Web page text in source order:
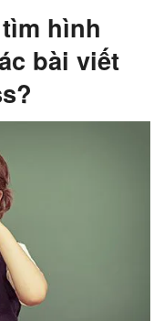
hình
bài viết